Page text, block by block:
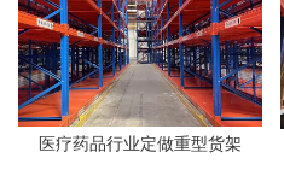
医疗药品行业定做重型货架